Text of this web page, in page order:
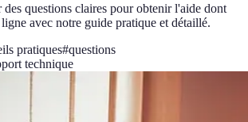
questions claires pour obtenir l'aide dont
avec notre guide pratique et détaillé.
pratiques#questions
technique